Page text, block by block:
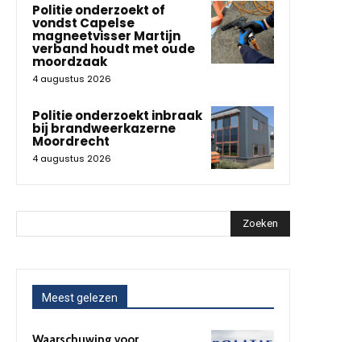
Politie onderzoekt of
vondst Capelse
magneetvisser Martijn
verband houdt met oude
moordzaak
4 augustus 2026
Politie onderzoekt inbraak
bij brandweerkazerne
Moordrecht
4 augustus 2026
Zoeken
Meest gelezen